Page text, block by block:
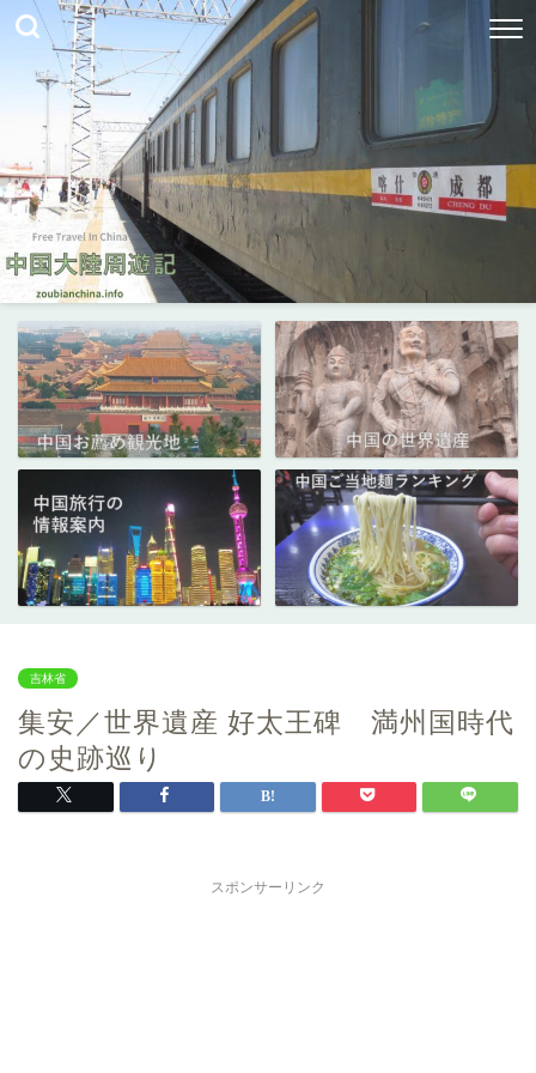
吉林省
集安／世界遺産 好太王碑 満州国時代
の史跡巡り
スポンサーリンク